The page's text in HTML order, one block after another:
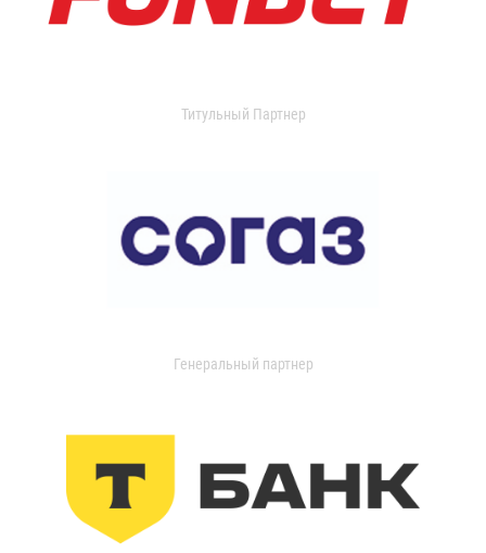
Титульный Партнер
Генеральный партнер